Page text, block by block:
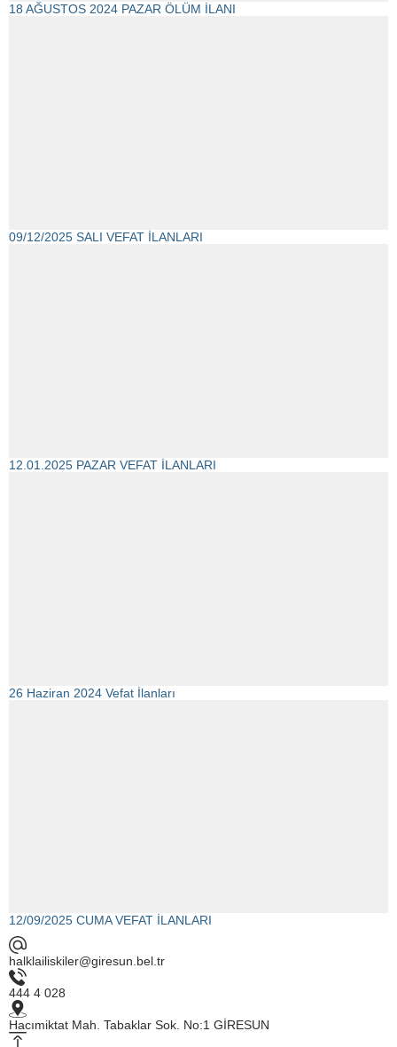
18 AĞUSTOS 2024 PAZAR ÖLÜM İLANI
09/12/2025 SALI VEFAT İLANLARI
12.01.2025 PAZAR VEFAT İLANLARI
26 Haziran 2024 Vefat İlanları
12/09/2025 CUMA VEFAT İLANLARI
halklailiskiler@giresun.bel.tr
444 4 028
Hacımiktat Mah. Tabaklar Sok. No:1 GİRESUN